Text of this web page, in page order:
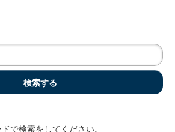
検索する
で検索をしてください。